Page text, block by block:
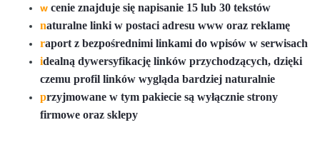
w cenie znajduje się napisanie 15 lub 30 tekstów
naturalne linki w postaci adresu www oraz reklamę
raport z bezpośrednimi linkami do wpisów w serwisach
idealną dywersyfikację linków przychodzących, dzięki
czemu profil linków wygląda bardziej naturalnie
przyjmowane w tym pakiecie są wyłącznie strony
firmowe oraz sklepy